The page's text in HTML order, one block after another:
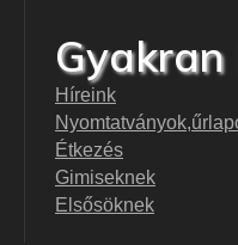
Híreink
Étkezés
Gimiseknek
Elsősöknek